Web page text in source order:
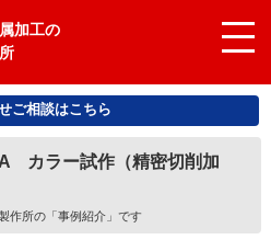
加工の
ご相談はこちら
カラー試作（精密切削加
作所の「事例紹介」です